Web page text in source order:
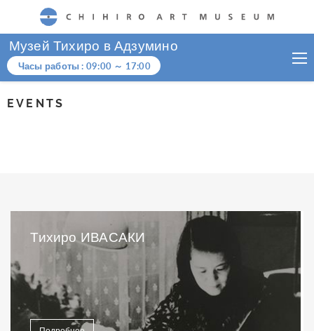
CHIHIRO ART MUSEUM
Музей Тихиро в Адзумино
Часы работы : 09:00 ～ 17:00
EVENTS
Тихиро ИВАСАКИ